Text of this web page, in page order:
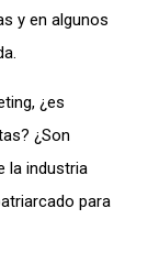
y en algunos
¿es
¿Son
la industria
para